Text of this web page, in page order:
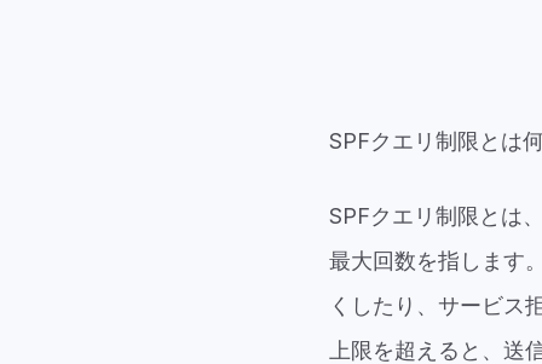
SPFクエリ制限とは
SPFクエリ制限とは
最大回数を指します
くしたり、サービス
上限を超えると、